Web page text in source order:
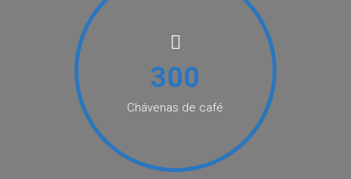
300
Chávenas de café